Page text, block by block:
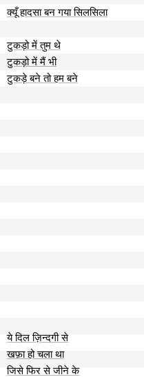
क्यूँ हादसा बन गया सिलसिला
टुकड़ो में तुम थे
टुकड़ो में मैं भी
टुकड़े बने तो हम बने
ये दिल ज़िन्दगी से
खफ़ा हो चला था
जिसे फिर से जीने के